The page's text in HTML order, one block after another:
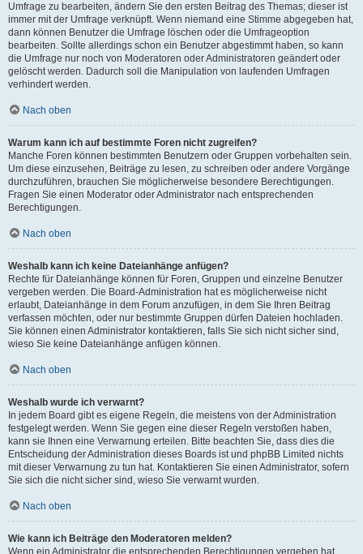
Umfrage zu bearbeiten, ändern Sie den ersten Beitrag des Themas; dieser ist
immer mit der Umfrage verknüpft. Wenn niemand eine Stimme abgegeben hat,
dann können Benutzer die Umfrage löschen oder die Umfrageoption
bearbeiten. Sollte allerdings schon ein Benutzer abgestimmt haben, so kann
die Umfrage nur noch von Moderatoren oder Administratoren geändert oder
gelöscht werden. Dadurch soll die Manipulation von laufenden Umfragen
verhindert werden.
Nach oben
Warum kann ich auf bestimmte Foren nicht zugreifen?
Manche Foren können bestimmten Benutzern oder Gruppen vorbehalten sein.
Um diese einzusehen, Beiträge zu lesen, zu schreiben oder andere Vorgänge
durchzuführen, brauchen Sie möglicherweise besondere Berechtigungen.
Fragen Sie einen Moderator oder Administrator nach entsprechenden
Berechtigungen.
Nach oben
Weshalb kann ich keine Dateianhänge anfügen?
Rechte für Dateianhänge können für Foren, Gruppen und einzelne Benutzer
vergeben werden. Die Board-Administration hat es möglicherweise nicht
erlaubt, Dateianhänge in dem Forum anzufügen, in dem Sie Ihren Beitrag
verfassen möchten, oder nur bestimmte Gruppen dürfen Dateien hochladen.
Sie können einen Administrator kontaktieren, falls Sie sich nicht sicher sind,
wieso Sie keine Dateianhänge anfügen können.
Nach oben
Weshalb wurde ich verwarnt?
In jedem Board gibt es eigene Regeln, die meistens von der Administration
festgelegt werden. Wenn Sie gegen eine dieser Regeln verstoßen haben,
kann sie Ihnen eine Verwarnung erteilen. Bitte beachten Sie, dass dies die
Entscheidung der Administration dieses Boards ist und phpBB Limited nichts
mit dieser Verwarnung zu tun hat. Kontaktieren Sie einen Administrator, sofern
Sie sich die nicht sicher sind, wieso Sie verwarnt wurden.
Nach oben
Wie kann ich Beiträge den Moderatoren melden?
Wenn ein Administrator die entsprechenden Berechtigungen vergeben hat,